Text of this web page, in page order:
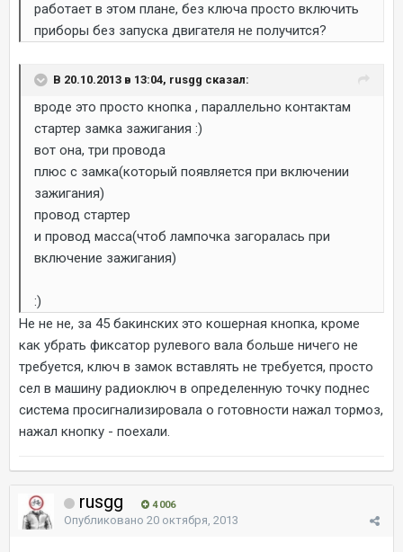
работает в этом плане, без ключа просто включить
приборы без запуска двигателя не получится?
В 20.10.2013 в 13:04, rusgg сказал:
вроде это просто кнопка , параллельно контактам
стартер замка зажигания :)
вот она, три провода
плюс с замка(который появляется при включении
зажигания)
провод стартер
и провод масса(чтоб лампочка загоралась при
включение зажигания)
:)
Не не не, за 45 бакинских это кошерная кнопка, кроме
как убрать фиксатор рулевого вала больше ничего не
требуется, ключ в замок вставлять не требуется, просто
сел в машину радиоключ в определенную точку поднес
система просигнализировала о готовности нажал тормоз,
нажал кнопку - поехали.
rusgg 4 006
Опубликовано 20 октября, 2013